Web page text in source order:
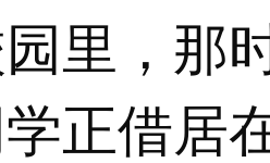
里，那
正借居